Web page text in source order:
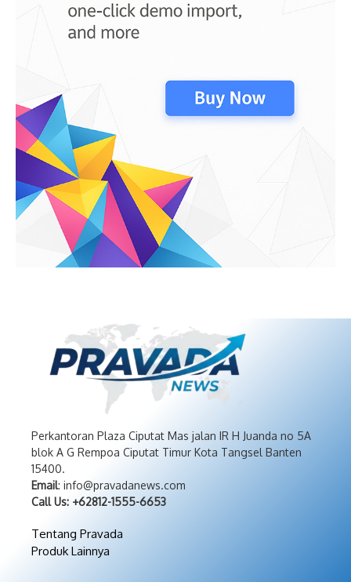
Perkantoran Plaza Ciputat Mas jalan IR H Juanda no 5A
blok A G Rempoa Ciputat Timur Kota Tangsel Banten
15400.
Email: info@pravadanews.com
Call Us: +62812-1555-6653
Tentang Pravada
Produk Lainnya